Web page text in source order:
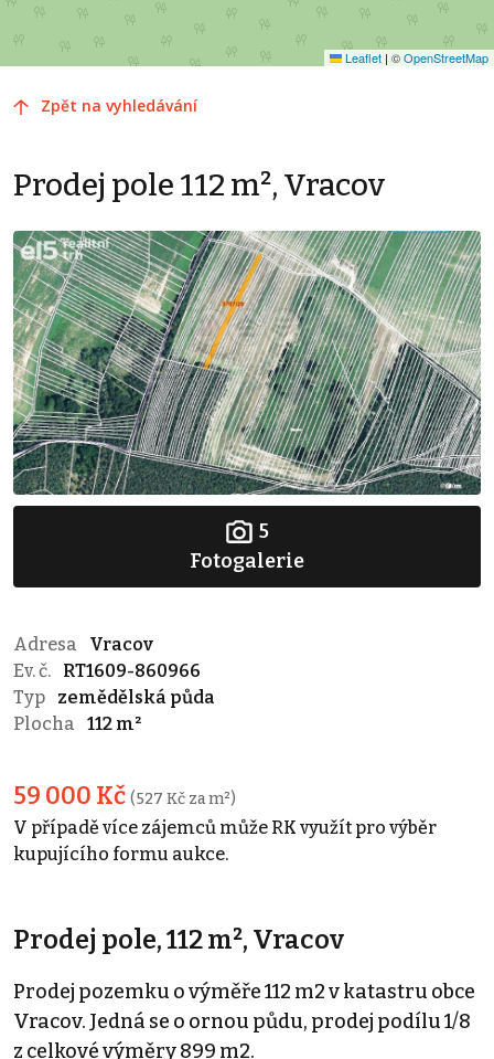
Leaflet | ©OpenStreetMap
Zpět na vyhledávání
Prodej pole 112 m², Vracov
5
Fotogalerie
Adresa
Vracov
Ev. č.
RT1609-860966
Typ
zemědělská půda
Plocha
112 m²
59 000 Kč (527 Kč za m²)
V případě více zájemců může RK využít pro výběr
kupujícího formu aukce.
Prodej pole, 112 m², Vracov
Prodej pozemku o výměře 112 m2 v katastru obce
Vracov. Jedná se o ornou půdu, prodej podílu 1/8
z celkové výměry 899 m2.